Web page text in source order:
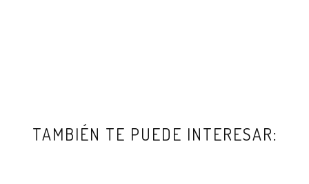
TAMBIÉN TE PUEDE INTERESAR: